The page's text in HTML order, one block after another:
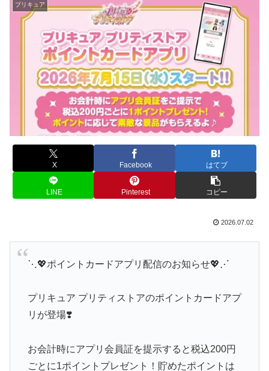
プリキュア
X Facebook はてブ
LINE Pinterest コピー
2026.07.02
⋱💖ポイントカードアプリ配信のお知らせ💖⋰
プリキュア プリティストアのポイントカードアプ
リが登場❣️
お会計時にアプリ会員証を提示すると税込200円
ごとに1ポイントプレゼント！貯めたポイントは